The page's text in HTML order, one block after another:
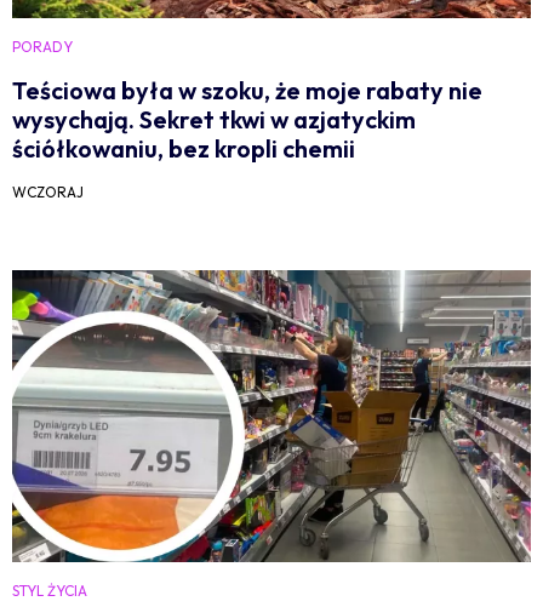
PORADY
Teściowa była w szoku, że moje rabaty nie
wysychają. Sekret tkwi w azjatyckim
ściółkowaniu, bez kropli chemii
WCZORAJ
STYL ŻYCIA